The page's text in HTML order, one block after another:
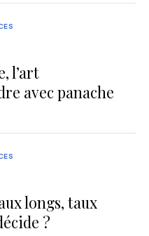
l’art
avec panache
longs, taux
?